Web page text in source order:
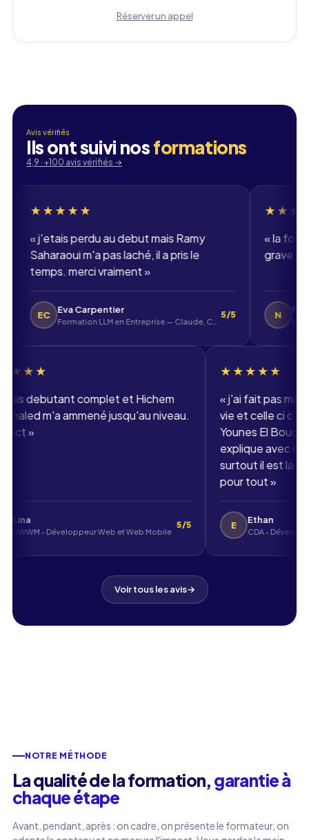
Réserver un appel
Avis vérifiés
Ils ont suivi nosformations
4,9 · +100 avis vérifiés →
perdu au debut mais Ramy
m'a pas laché, il a pris le
merci vraiment»
Eva Carpentier
Formation LLM en Entreprise — Claude, ChatGPT, Mistral
★★★★★
la formation
grave bien. merci
N Nolan
DWWM -
★★★★★
«j'etais debutant complet et Hichem
Benkhaled m'a ammené jusqu'au niveau.
respect
DWWM - Développeur Web et Web Mobile
5/5
«j'ai fait
vie et
Younes
explique
surtout il
pour tout
E
Voir tous les avis→
NOTRE MÉTHODE
La qualité de la formation, garantie à
chaque étape
Avant, pendant, après : on cadre, on présente le formateur, on